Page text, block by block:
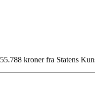
kroner fra Statens